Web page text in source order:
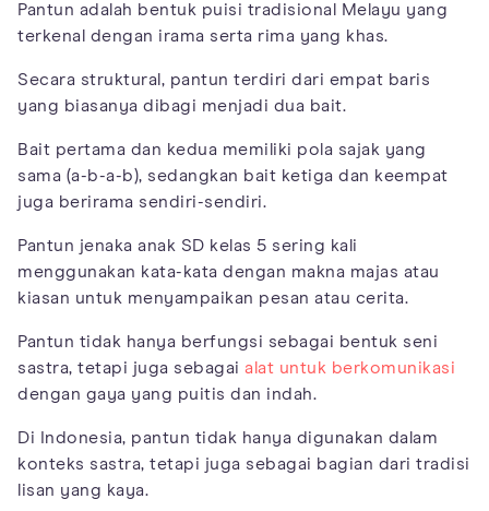
Pantun adalah bentuk puisi tradisional Melayu yang
terkenal dengan irama serta rima yang khas.
Secara struktural, pantun terdiri dari empat baris
yang biasanya dibagi menjadi dua bait.
Bait pertama dan kedua memiliki pola sajak yang
sama (a-b-a-b), sedangkan bait ketiga dan keempat
juga berirama sendiri-sendiri.
Pantun jenaka anak SD kelas 5 sering kali
menggunakan kata-kata dengan makna majas atau
kiasan untuk menyampaikan pesan atau cerita.
Pantun tidak hanya berfungsi sebagai bentuk seni
sastra, tetapi juga sebagai alat untuk berkomunikasi
dengan gaya yang puitis dan indah.
Di Indonesia, pantun tidak hanya digunakan dalam
konteks sastra, tetapi juga sebagai bagian dari tradisi
lisan yang kaya.